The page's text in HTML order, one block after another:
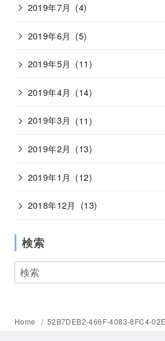
2019年7月 (4)
2019年6月 (5)
2019年5月 (11)
2019年4月 (14)
2019年3月 (11)
2019年2月 (13)
2019年1月 (12)
2018年12月 (13)
検索
Home 52B7DEB2-466F-4083-8FC4-